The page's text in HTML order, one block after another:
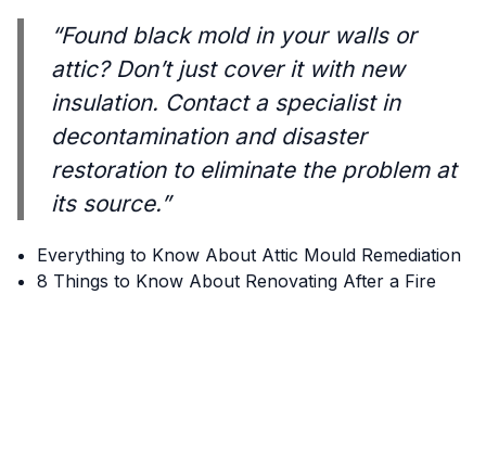
“Found black mold in your walls or
attic? Don’t just cover it with new
insulation. Contact a specialist in
decontamination and disaster
restoration to eliminate the problem at
its source.”
Everything to Know About Attic Mould Remediation
8 Things to Know About Renovating After a Fire